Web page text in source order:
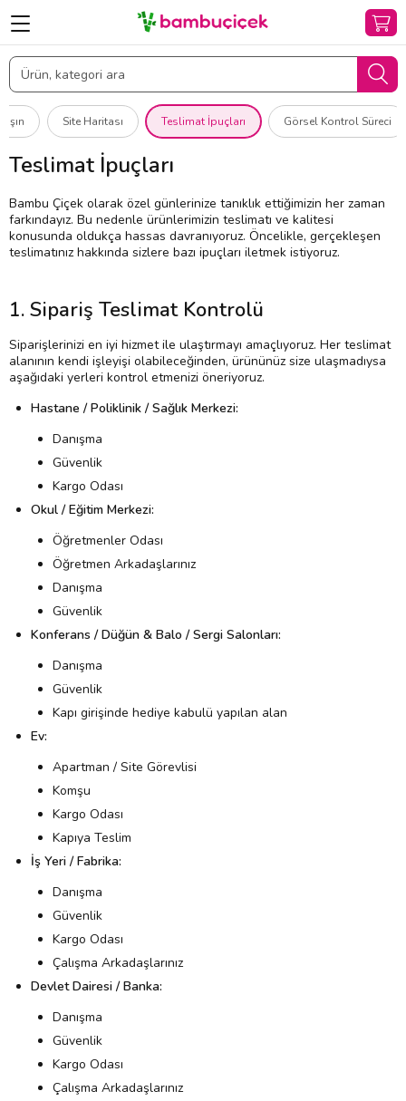
Site Haritası Teslimat İpuçları Görsel Kontrol Süreci
Teslimat İpuçları
Bambu Çiçek olarak özel günlerinize tanıklık ettiğimizin her zaman
farkındayız. Bu nedenle ürünlerimizin teslimatı ve kalitesi
konusunda oldukça hassas davranıyoruz. Öncelikle, gerçekleşen
teslimatınız hakkında sizlere bazı ipuçları iletmek istiyoruz.
1. Sipariş Teslimat Kontrolü
Siparişlerinizi en iyi hizmet ile ulaştırmayı amaçlıyoruz. Her teslimat
alanının kendi işleyişi olabileceğinden, ürününüz size ulaşmadıysa
aşağıdaki yerleri kontrol etmenizi öneriyoruz.
Hastane / Poliklinik / Sağlık Merkezi:
Danışma
Güvenlik
Kargo Odası
Okul / Eğitim Merkezi:
Öğretmenler Odası
Öğretmen Arkadaşlarınız
Danışma
Güvenlik
Konferans / Düğün & Balo / Sergi Salonları:
Danışma
Güvenlik
Kapı girişinde hediye kabulü yapılan alan
Ev:
Apartman / Site Görevlisi
Komşu
Kargo Odası
Kapıya Teslim
İş Yeri / Fabrika:
Danışma
Güvenlik
Kargo Odası
Çalışma Arkadaşlarınız
Devlet Dairesi / Banka:
Danışma
Güvenlik
Kargo Odası
Çalışma Arkadaşlarınız